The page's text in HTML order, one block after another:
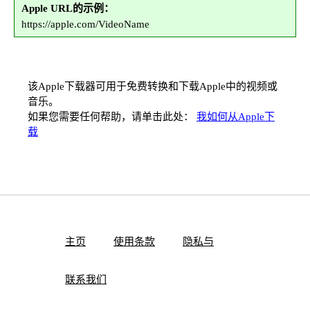
Apple URL的示例：
https://apple.com/VideoName
该Apple下载器可用于免费转换和下载Apple中的视频或
音乐。
如果您需要任何帮助，请单击此处： 我如何从Apple下
载
主页 使用条款 隐私与
联系我们